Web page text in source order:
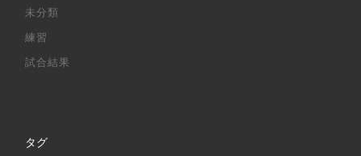
未分類
練習
試合結果
タグ